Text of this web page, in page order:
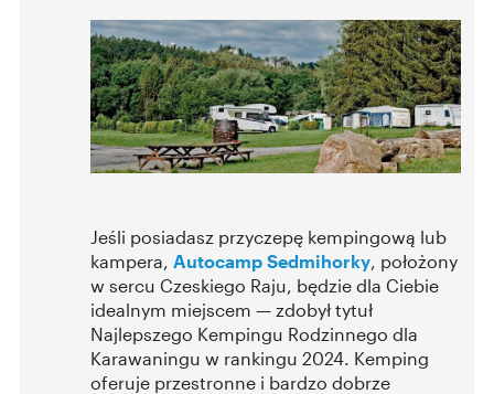
Jeśli posiadasz przyczepę kempingową lub
kampera, Autocamp Sedmihorky , położony
w sercu Czeskiego Raju, będzie dla Ciebie
idealnym miejscem — zdobył tytuł
Najlepszego Kempingu Rodzinnego dla
Karawaningu w rankingu 2024. Kemping
oferuje przestronne i bardzo dobrze